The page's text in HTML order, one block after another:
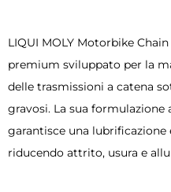
LIQUI MOLY Motorbike
premium sviluppato per la
delle trasmissioni a catena
gravosi. La sua formulazione
garantisce una lubrificazione
riducendo attrito, usura e